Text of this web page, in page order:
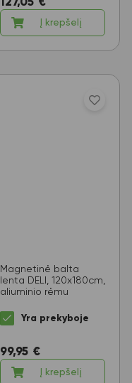
127,05 €
Į krepšelį
Magnetinė balta
lenta DELI, 120x180cm,
aliuminio rėmu
Yra prekyboje
99,95 €
Į krepšelį